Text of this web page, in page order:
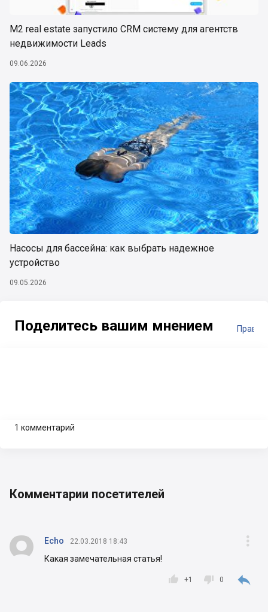
М2 real estate запустило CRM систему для агентств
недвижимости Leads
09.06.2026
Насосы для бассейна: как выбрать надежное
устройство
09.05.2026
Поделитесь вашим мнением
Комментарии посетителей
1 комментарий
 Echo 22.03.2018 18:43 
Какая замечательная статья!

 0
 +1